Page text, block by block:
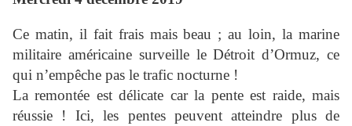
Ce matin, il fait frais mais beau ; au loin, la marine
militaire américaine surveille le Détroit d’Ormuz, ce
qui n’empêche pas le trafic nocturne !
La remontée est délicate car la pente est raide, mais
réussie ! Ici, les pentes peuvent atteindre plus de